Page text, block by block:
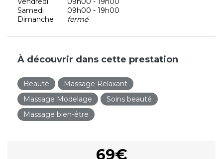
Samedi
09h00 - 19h00
Dimanche
fermé
À découvrir dans cette prestation
Beauté
Massage Relaxant
Massage Modelage
Soins beauté
Massage bien-être
69€